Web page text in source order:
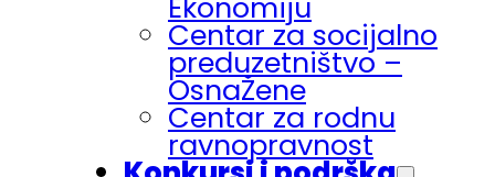
Centar za socijalno
preduzetništvo –
OsnaŽene
Centar za rodnu
ravnopravnost